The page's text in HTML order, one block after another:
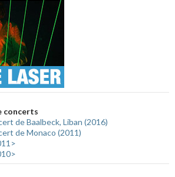
concerts
de Baalbeck, Liban (2016)
de Monaco (2011)